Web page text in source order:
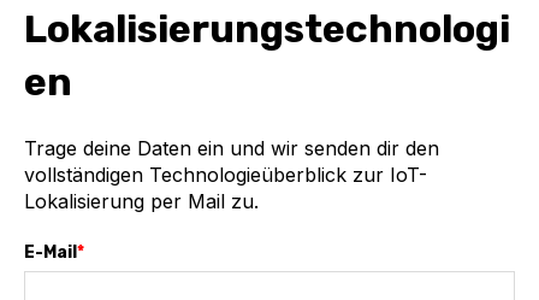
Lokalisierungstechnologi
en
Trage deine Daten ein und wir senden dir den
vollständigen Technologieüberblick zur IoT-
Lokalisierung per Mail zu.
E-Mail *